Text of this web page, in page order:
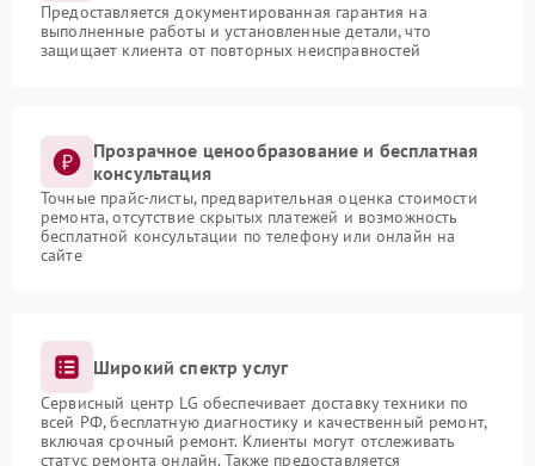
Предоставляется документированная гарантия на
выполненные работы и установленные детали, что
защищает клиента от повторных неисправностей
Прозрачное ценообразование и бесплатная
консультация
Точные прайс-листы, предварительная оценка стоимости
ремонта, отсутствие скрытых платежей и возможность
бесплатной консультации по телефону или онлайн на
сайте
Широкий спектр услуг
Сервисный центр LG обеспечивает доставку техники по
всей РФ, бесплатную диагностику и качественный ремонт,
включая срочный ремонт. Клиенты могут отслеживать
статус ремонта онлайн. Также предоставляется